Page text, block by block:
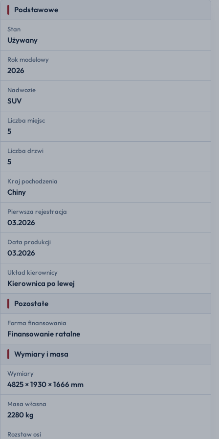
Podstawowe
Stan
Używany
Rok modelowy
2026
Nadwozie
SUV
Liczba miejsc
5
Liczba drzwi
5
Kraj pochodzenia
Chiny
Pierwsza rejestracja
03.2026
Data produkcji
03.2026
Układ kierownicy
Kierownica po lewej
Pozostałe
Forma finansowania
Finansowanie ratalne
Wymiary i masa
Wymiary
4825 × 1930 × 1666 mm
Masa własna
2280 kg
Rozstaw osi